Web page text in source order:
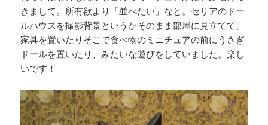
きまして。所有欲より「並べたい」なと。セリアのドー
ルハウスを撮影背景というかそのまま部屋に見立てて、
家具を置いたりそこで食べ物のミニチュアの前にうさぎ
ドールを置いたり、みたいな遊びをしていました。楽し
いです！